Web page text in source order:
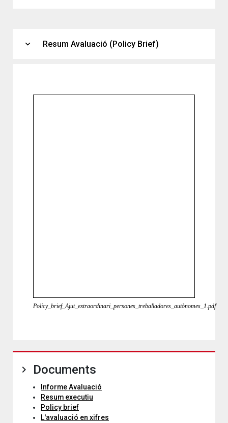
expand_more Resum Avaluació (Policy Brief)
Policy_brief_Ajut_extraordinari_persones_treballadores_autònomes_1.pdf
Documents
Informe Avaluació
Resum executiu
Policy brief
L'avaluació en xifres